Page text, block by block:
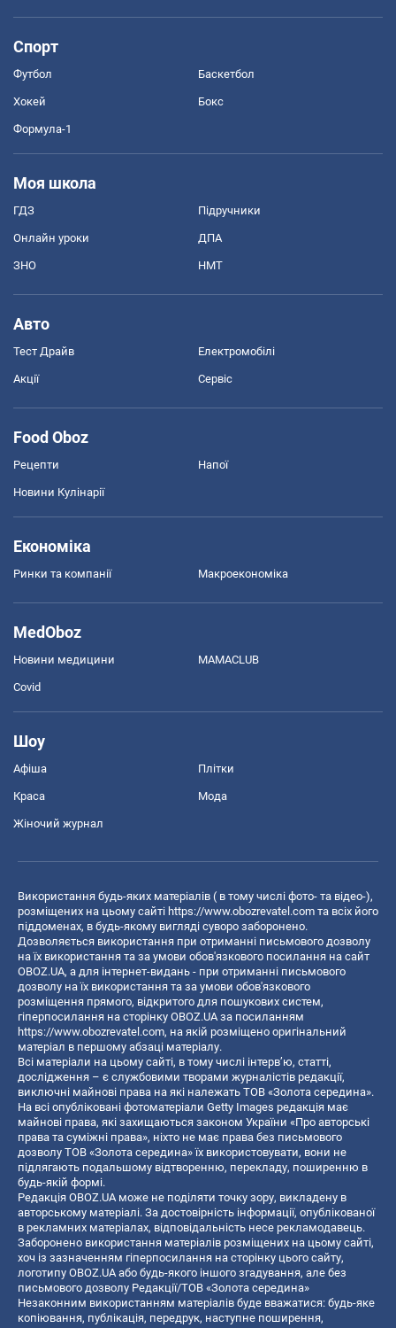
Спорт
Футбол Баскетбол
Хокей Бокс
Формула-1
Моя школа
ГДЗ Підручники
Онлайн уроки ДПА
ЗНО НМТ
Авто
Тест Драйв Електромобілі
Акції Сервіс
Food Oboz
Рецепти Напої
Новини Кулінарії
Економіка
Ринки та компанії Макроекономіка
MedOboz
Новини медицини MAMACLUB
Covid
Шоу
Афіша Плітки
Краса Мода
Жіночий журнал
Використання будь-яких матеріалів ( в тому числі фото- та відео-),
розміщених на цьому сайті https://www.obozrevatel.com та всіх його
піддоменах, в будь-якому вигляді суворо заборонено.
Дозволяється використання при отриманні письмового дозволу
на їх використання та за умови обов'язкового посилання на сайт
OBOZ.UA, а для інтернет-видань - при отриманні письмового
дозволу на їх використання та за умови обов'язкового
розміщення прямого, відкритого для пошукових систем,
гіперпосилання на сторінку OBOZ.UA за посиланням
https://www.obozrevatel.com, на якій розміщено оригінальний
матеріал в першому абзаці матеріалу.
Всі матеріали на цьому сайті, в тому числі інтерв’ю, статті,
дослідження – є службовими творами журналістів редакції,
виключні майнові права на які належать ТОВ «Золота середина».
На всі опубліковані фотоматеріали Getty Images редакція має
майнові права, які захищаються законом України «Про авторські
права та суміжні права», ніхто не має права без письмового
дозволу ТОВ «Золота середина» їх використовувати, вони не
підлягають подальшому відтворенню, перекладу, поширенню в
будь-якій формі.
Редакція OBOZ.UA може не поділяти точку зору, викладену в
авторському матеріалі. За достовірність інформації, опублікованої
в рекламних матеріалах, відповідальність несе рекламодавець.
Заборонено використання матеріалів розміщених на цьому сайті,
хоч із зазначенням гіперпосилання на сторінку цього сайту,
логотипу OBOZ.UA або будь-якого іншого згадування, але без
письмового дозволу Редакції/ТОВ «Золота середина»
Незаконним використанням матеріалів буде вважатися: будь-яке
копiювання, публiкацiя, передрук, наступне поширення,